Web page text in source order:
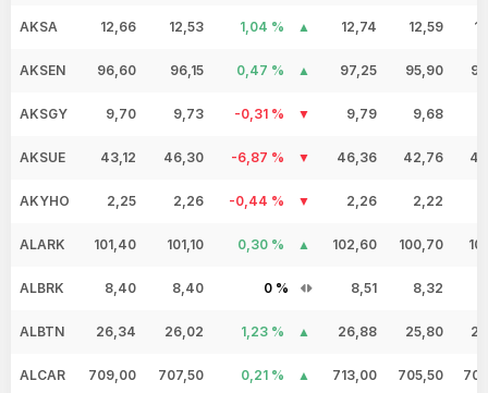
AKSA 12,66 12,53 1,04 % 12,74 12,59
AKSEN 96,60 96,15 0,47 % 97,25 95,90
AKSGY 9,70 9,73 -0,31 % 9,79 9,68
AKSUE 43,12 46,30 -6,87 % 46,36 42,76
AKYHO 2,25 2,26 -0,44 % 2,26 2,22
ALARK 101,40 101,10 0,30 % 102,60 100,70
ALBRK 8,40 8,40 0 % 8,51 8,32
ALBTN 26,34 26,02 1,23 % 26,88 25,80
ALCAR 709,00 707,50 0,21 % 713,00 705,50